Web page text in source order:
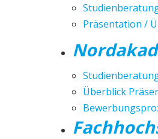
Präsentation /
Überblick